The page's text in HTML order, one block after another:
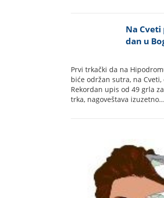
Na
dan u
Prvi trkački da na
biće održan sutra, na Cveti,
Rekordan upis od 49 grla
trka, nagoveštava izuzetno...